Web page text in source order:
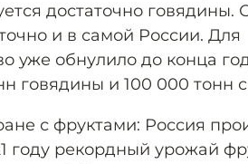
достаточно говядины.
и в самой России. Для
уже обнулило до конца
говядины и 100 000 тонн
с фруктами: Россия
году рекордный урожай